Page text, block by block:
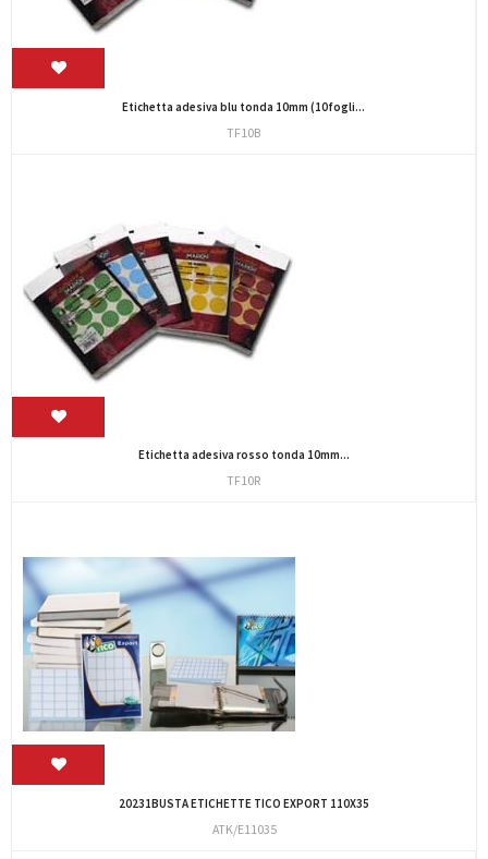
Etichetta adesiva blu tonda 10mm (10fogli...
TF10B
Etichetta adesiva rosso tonda 10mm...
TF10R
20231BUSTA ETICHETTE TICO EXPORT 110X35
ATK/E11035